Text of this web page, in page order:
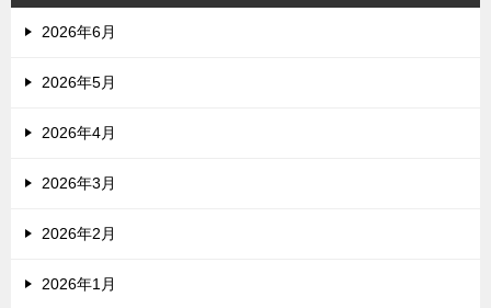
2026年6月
2026年5月
2026年4月
2026年3月
2026年2月
2026年1月